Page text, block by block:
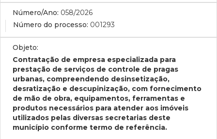
Número/Ano: 058/2026
Número do processo: 001293
Objeto:
Contratação de empresa especializada para
prestação de serviços de controle de pragas
urbanas, compreendendo desinsetização,
desratização e descupinização, com fornecimento
de mão de obra, equipamentos, ferramentas e
produtos necessários para atender aos imóveis
utilizados pelas diversas secretarias deste
município conforme termo de referência.